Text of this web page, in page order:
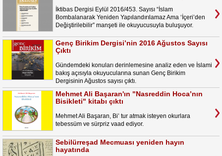
İktibas Dergisi Eylül 2016/453. Sayısı “İslam
Bombalanarak Yeniden Yapılandırılamaz Ama ‘İçeri’den
Değiştirilebilir” manşeti ile okuyucusuyla buluşuyor.
Genç Birikim Dergisi’nin 2016 Ağustos Sayısı
Çıktı
Gündemdeki konuları derinlemesine analiz eden ve İslami
bakış açısıyla okuyucularına sunan Genç Birikim
Dergisinin Ağustos sayısı çıktı.
Mehmet Ali Başaran'ın "Nasreddin Hoca’nın
Bisikleti" kitabı çıktı
Mehmet Ali Başaran, Bi’ tur atmak isteyen okurlara
tebessüm ve sürpriz vaad ediyor.
Sebilürreşad Mecmuası yeniden hayın
hayatında